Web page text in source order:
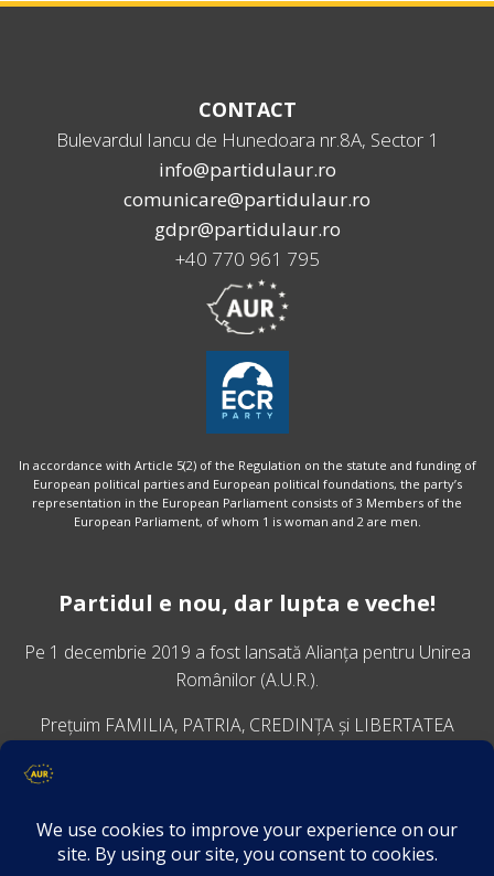
CONTACT
Bulevardul Iancu de Hunedoara nr.8A, Sector 1
info@partidulaur.ro
comunicare@partidulaur.ro
gdpr@partidulaur.ro
+40 770 961 795
In accordance with Article 5(2) of the Regulation on the statute and funding of
European political parties and European political foundations, the party’s
representation in the European Parliament consists of 3 Members of the
European Parliament, of whom 1 is woman and 2 are men.
Partidul e nou, dar lupta e veche!
Pe 1 decembrie 2019 a fost lansatăAlianța pentru Unirea
Românilor (A.U.R.).
Prețuim FAMILIA, PATRIA, CREDINȚA și LIBERTATEA
VINO ALĂTURI DE NOI